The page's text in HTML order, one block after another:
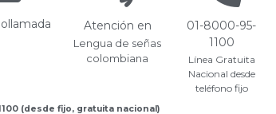
Atención en
Lengua de señas
colombiana
01-8000-95-
1100
Línea Gratuita
Nacional desde
teléfono fijo
(desde fijo, gratuita nacional)